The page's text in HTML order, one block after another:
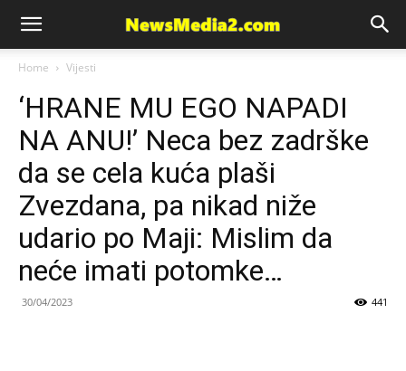
News
Media
Home Vijesti
‘HRANE MU EGO NAPADI
NA ANU!’ Neca bez zadrške
da se cela kuća plaši
Zvezdana, pa nikad niže
udario po Maji: Mislim da
neće imati potomke…
30/04/2023 441